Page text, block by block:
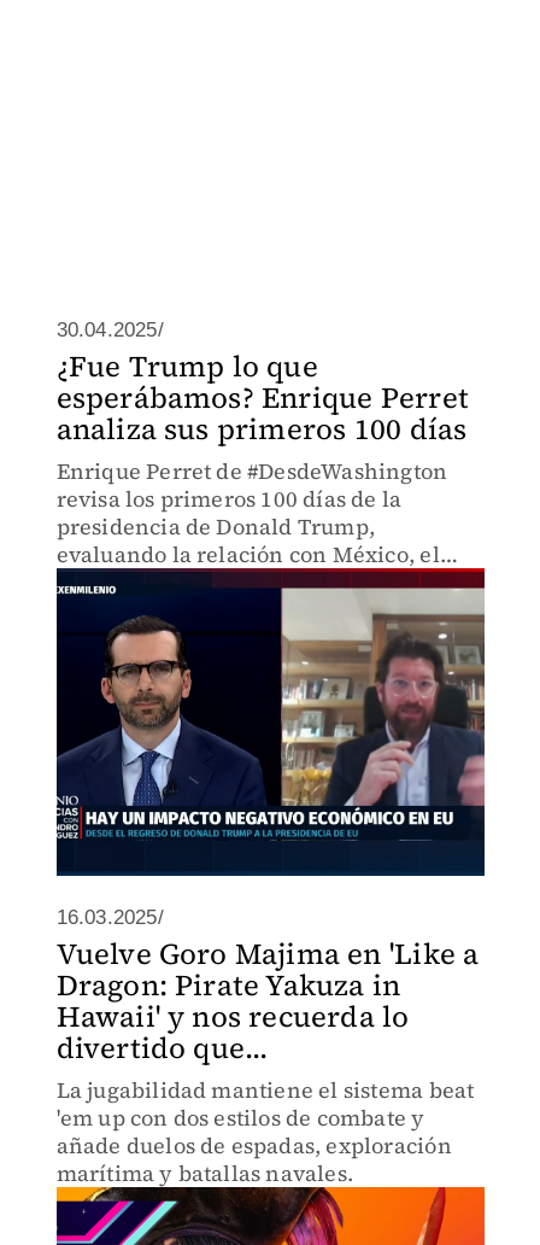
30.04.2025/
¿Fue Trump lo que
esperábamos? Enrique Perret
analiza sus primeros 100 días
Enrique Perret de #DesdeWashington
revisa los primeros 100 días de la
presidencia de Donald Trump,
evaluando la relación con México, el
TMEC y los problemas internos que
enfrenta su gobierno.
16.03.2025/
Vuelve Goro Majima en 'Like a
Dragon: Pirate Yakuza in
Hawaii' y nos recuerda lo
divertido que...
La jugabilidad mantiene el sistema beat
'em up con dos estilos de combate y
añade duelos de espadas, exploración
marítima y batallas navales.